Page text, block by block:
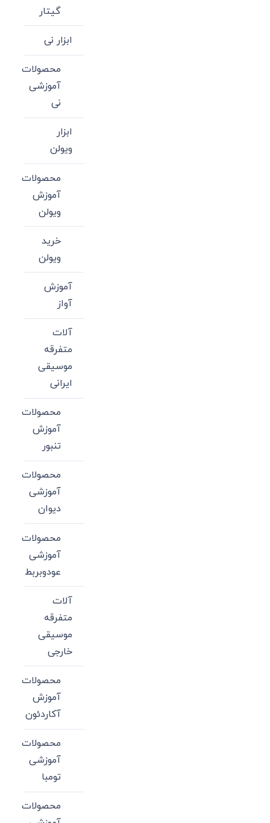
گیتار
ابزار نی
محصولات
آموزشی
نی
ابزار
ویولن
محصولات
آموزش
ویولن
خرید
ویولن
آموزش
آواز
آلات
متفرقه
موسیقی
ایرانی
محصولات
آموزش
تنبور
محصولات
آموزشی
دیوان
محصولات
آموزشی
عودوبربط
آلات
متفرقه
موسیقی
خارجی
محصولات
آموزش
آکاردئون
محصولات
آموزشی
تومبا
محصولات